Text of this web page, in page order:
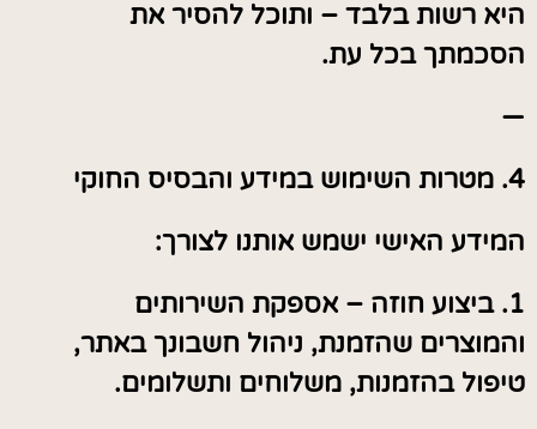
היא רשות בלבד – ותוכל להסיר את
הסכמתך בכל עת.
—
4. מטרות השימוש במידע והבסיס החוקי
המידע האישי ישמש אותנו לצורך:
1. ביצוע חוזה – אספקת השירותים
והמוצרים שהזמנת, ניהול חשבונך באתר,
טיפול בהזמנות, משלוחים ותשלומים.